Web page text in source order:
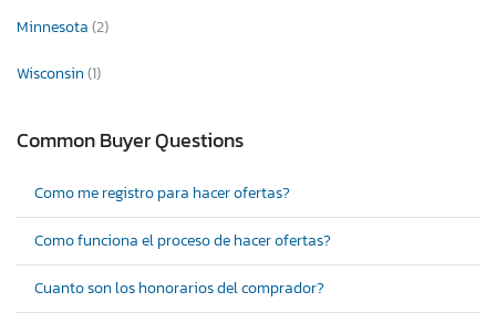
Minnesota(2)
Wisconsin(1)
Common Buyer Questions
Como me registro para hacer ofertas?
Como funciona el proceso de hacer ofertas?
Cuanto son los honorarios del comprador?